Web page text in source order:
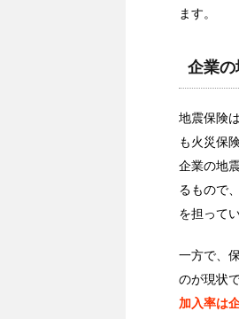
ます。
企業
地震保険
も火災保
企業の地
るもので
を担って
一方で、
のが現状で
加入率は